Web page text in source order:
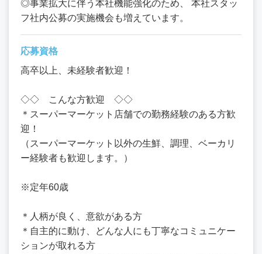
◎事業拡大に伴う本社機能強化のため、 本社スタッ
フ社内公募の実施機会も増えています。
応募資格
高卒以上、未経験者歓迎！
◇◇ こんな方歓迎 ◇◇
＊スーパーマーケット店舗での勤務経験のある方歓
迎！
（スーパーマーケット以外の生鮮、調理、ベーカリ
ー経験者も歓迎します。）
※定年60歳
＊人柄が良く、意欲がある方
＊自主的に動け、どんな人にも丁寧なコミュニケー
ションが取れる方